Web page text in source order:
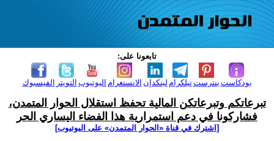
تابعونا على:
الفيسبوك التويتر اليوتيوب الانستغرام لينكدإن تيلكرامبنترست بودكاست
تبرعاتكم وتبرعاتكن المالية تحفظ استقلال الحوار المتمدن،
فشاركونا في دعم استمرارية هذا الفضاء اليساري الحر
[اشترك في قناة ‫«الحوار المتمدن» على اليوتيوب]